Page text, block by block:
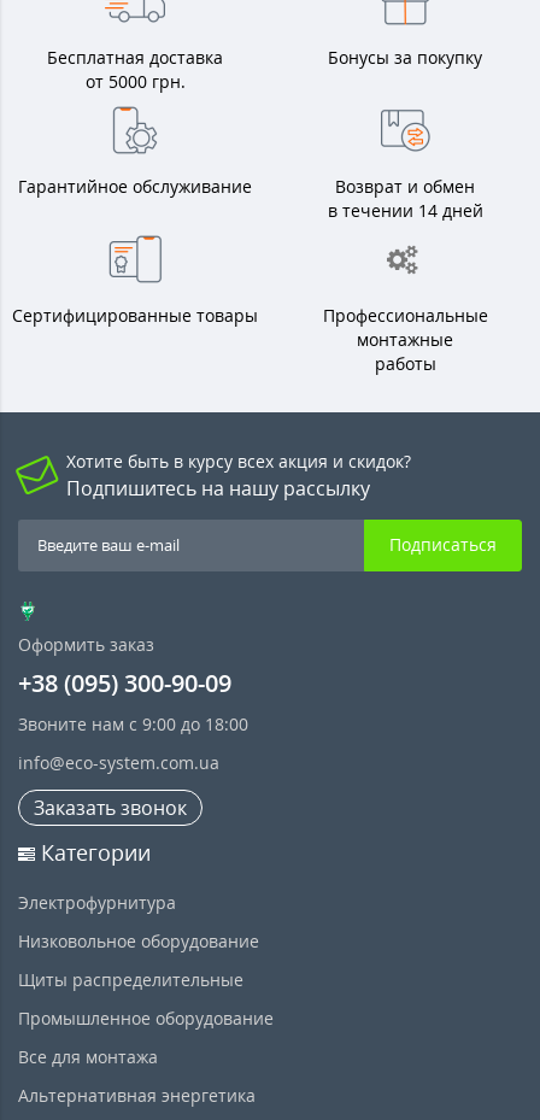
Бесплатная доставка
от 5000 грн.
Бонусы за покупку
Гарантийное обслуживание
Возврат и обмен
в течении 14 дней
Сертифицированные товары
Профессиональные
монтажные
работы
Хотите быть в курсу всех акция и скидок?
Подпишитесь на нашу рассылку
Подписаться
Оформить заказ
+38 (095) 300-90-09
Звоните нам с 9:00 до 18:00
info@eco-system.com.ua
Заказать звонок
Категории
Электрофурнитура
Низковольное оборудование
Щиты распределительные
Промышленное оборудование
Все для монтажа
Альтернативная энергетика